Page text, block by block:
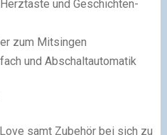
und Geschichten-
zum Mitsingen
und Abschaltautomatik
samt Zubehör bei sich zu